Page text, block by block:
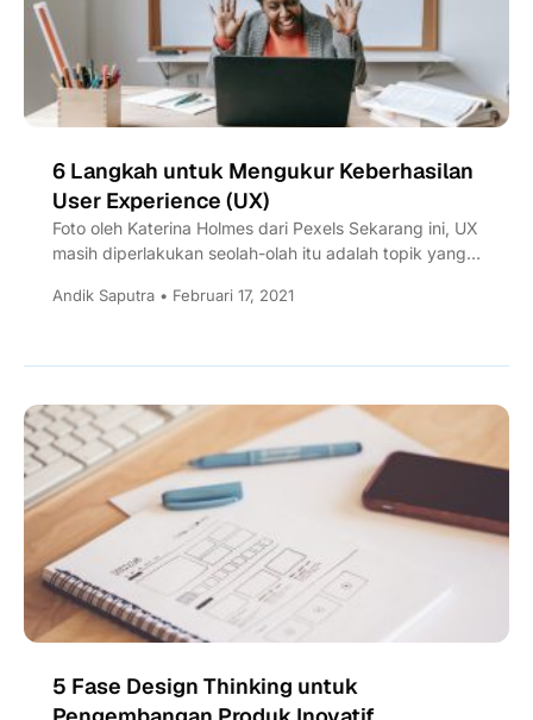
6 Langkah untuk Mengukur Keberhasilan
User Experience (UX)
Foto oleh Katerina Holmes dari Pexels Sekarang ini, UX
masih diperlakukan seolah-olah itu adalah topik yang
Andik Saputra • Februari 17, 2021
5 Fase Design Thinking untuk